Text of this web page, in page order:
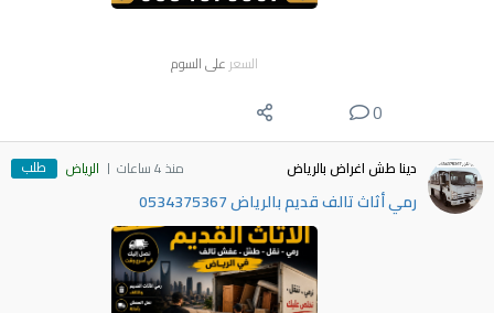
السعر على السوم
0
دينا طش اغراض بالرياض منذ 4 ساعات الرياض طلب
رمي أثاث تالف قديم بالرياض 0534375367